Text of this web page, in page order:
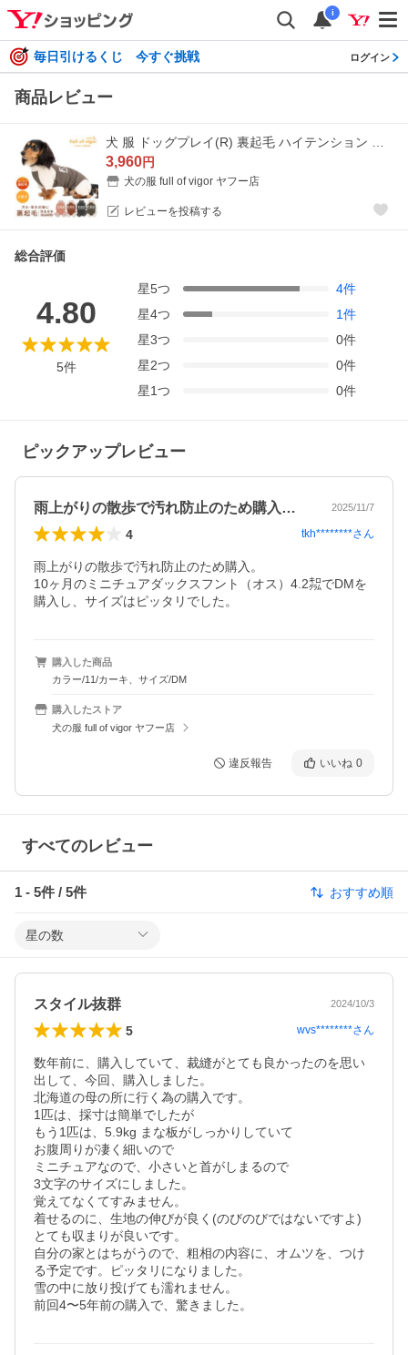
i
毎日引けるくじ 今すぐ挑戦 ログイン
商品レビュー
3,960円
犬の服 full of vigor ヤフー店
レビューを投稿する
総合評価
4.80
5件
星5つ 4件
星4つ 1件
星3つ 0件
星2つ 0件
星1つ 0件
ピックアップレビュー
雨上がりの散歩で汚れ防止のため購入。1… 2025/11/7
4 tkh********さん
雨上がりの散歩で汚れ防止のため購入。
10ヶ月のミニチュアダックスフント（オス）4.2㌕でDMを
購入し、サイズはピッタリでした。
購入した商品
カラー/11/カーキ、サイズ/DM
購入したストア
犬の服 full of vigor ヤフー店
違反報告 いいね 0
すべてのレビュー
1 - 5件 / 5件 おすすめ順
星の数
スタイル抜群 2024/10/3
5 wvs********さん
数年前に、購入していて、裁縫がとても良かったのを思い
出して、今回、購入しました。
北海道の母の所に行く為の購入です。
1匹は、採寸は簡単でしたが
もう1匹は、5.9kg まな板がしっかりしていて
お腹周りが凄く細いので
ミニチュアなので、小さいと首がしまるので
3文字のサイズにしました。
覚えてなくてすみません。
着せるのに、生地の伸びが良く(のびのびではないですよ)
とても収まりが良いです。
自分の家とはちがうので、粗相の内容に、オムツを、つけ
る予定です。ピッタリになりました。
雪の中に放り投げても濡れません。
前回4〜5年前の購入で、驚きました。